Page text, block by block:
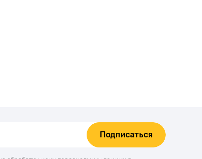
Подписаться